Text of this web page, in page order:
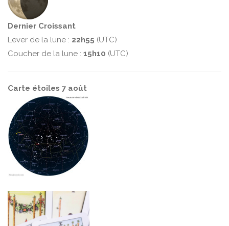
Dernier Croissant
Lever de la lune : 22h55 (UTC)
Coucher de la lune : 15h10 (UTC)
Carte étoiles 7 août